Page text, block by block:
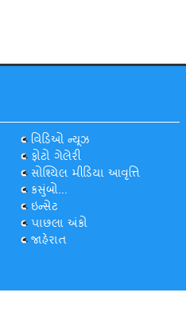
વિડિઓ ન્યૂઝ
ફોટો ગેલેરી
સોશ્યિલ મીડિયા આવૃત્તિ
કસુંબો...
ઇન્સેટ
પાછલા અંકો
જાહેરાત